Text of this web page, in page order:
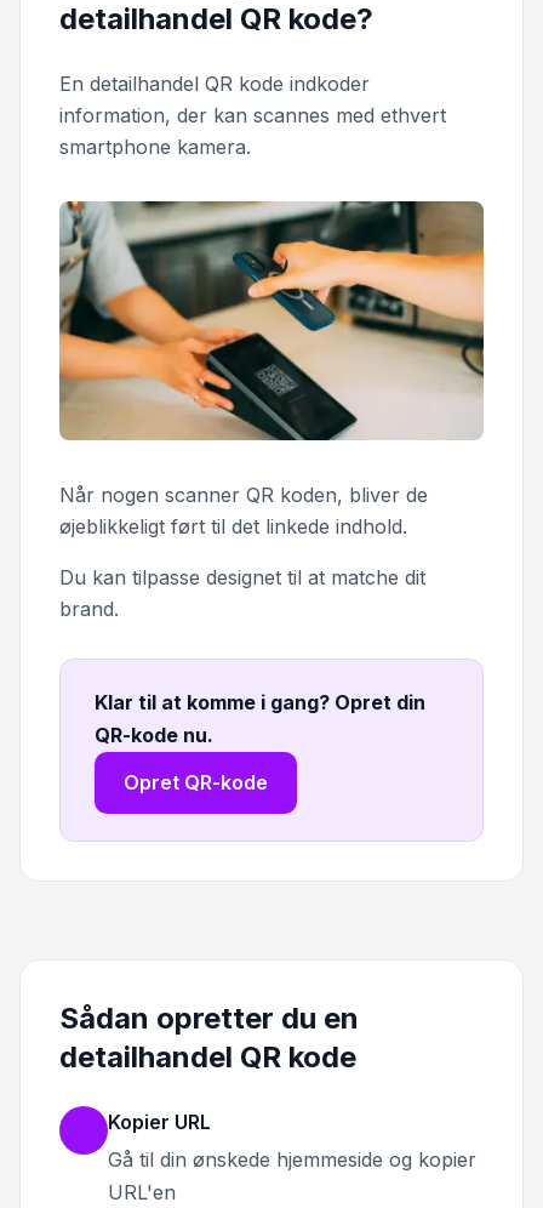
detailhandel QR kode?
En detailhandel QR kode indkoder
information, der kan scannes med ethvert
smartphone kamera.
Når nogen scanner QR koden, bliver de
øjeblikkeligt ført til det linkede indhold.
Du kan tilpasse designet til at matche dit
brand.
Klar til at komme i gang? Opret din
QR-kode nu.
Opret QR-kode
Sådan opretter du en
detailhandel QR kode
Kopier URL
Gå til din ønskede hjemmeside og kopier
URL'en